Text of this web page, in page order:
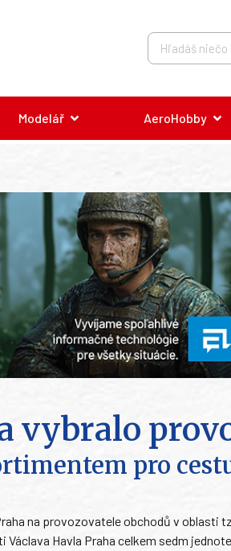
Modelář AeroHobby
vybralo
pro
na provozovatele obchodů v oblasti
Havla Praha celkem sedm